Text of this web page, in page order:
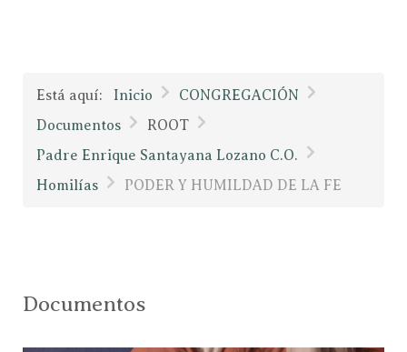
Está aquí: Inicio
CONGREGACIÓN
Documentos
ROOT
Padre Enrique Santayana Lozano C.O.
Homilías
PODER Y HUMILDAD DE LA FE
Documentos